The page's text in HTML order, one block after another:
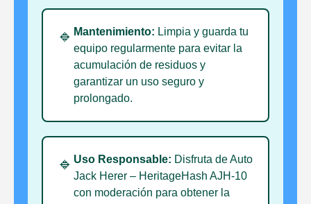
🔹 Mantenimiento: Limpia y guarda tu
equipo regularmente para evitar la
acumulación de residuos y
garantizar un uso seguro y
prolongado.
🔹 Uso Responsable: Disfruta de Auto
Jack Herer – HeritageHash AJH-10
con moderación para obtener la